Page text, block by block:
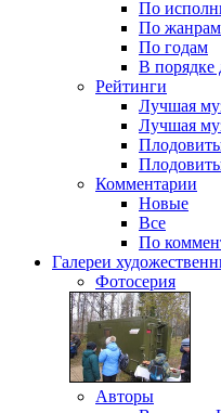
По
По жанрам
По годам
В порядке
Рейтинги
Лучшая
Лучшая
Комментарии
Новые
Все
По
Галереи
Фотосерия
Авторы